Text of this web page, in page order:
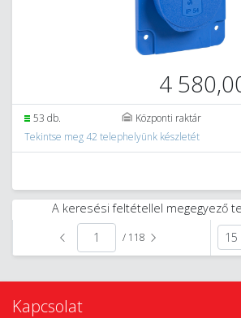
4
53 db. Központi raktár
Tekintse meg 42 telephelyünk készletét
A keresési feltétellel megegyező
/ 118
Kapcsolat